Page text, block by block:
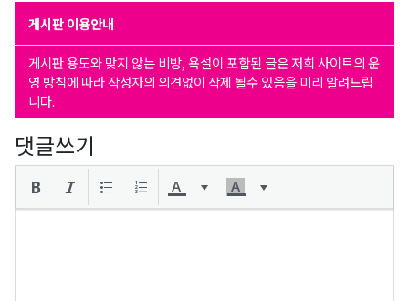
게시판 이용안내
게시판 용도와 맞지 않는 비방, 욕설이 포함된 글은 저희 사이트의 운
영 방침에 따라 작성자의 의견없이 삭제 될수 있음을 미리 알려드립
니다.
댓글쓰기